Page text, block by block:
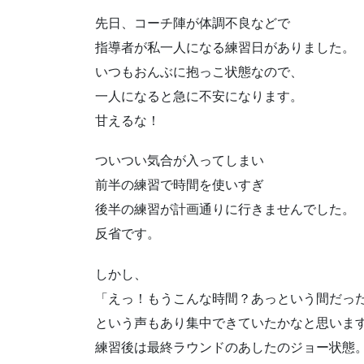
先日、コーチ陣が体調不良などで
指導者が私一人になる練習日がありました。
いつもおんぶに抱っこ状態なので、
一人になると急に不安になります。
甘えるな！
ついつい気合が入ってしまい
前半の練習で時間を使いすぎ
後半の練習が計画通りに行きませんでした。
反省です。
しかし、
「えっ！もうこんな時間？あっという間だっ
という声もあり集中できていたかなと思います
練習後は最終ラウンドのあしたのジョー状態。